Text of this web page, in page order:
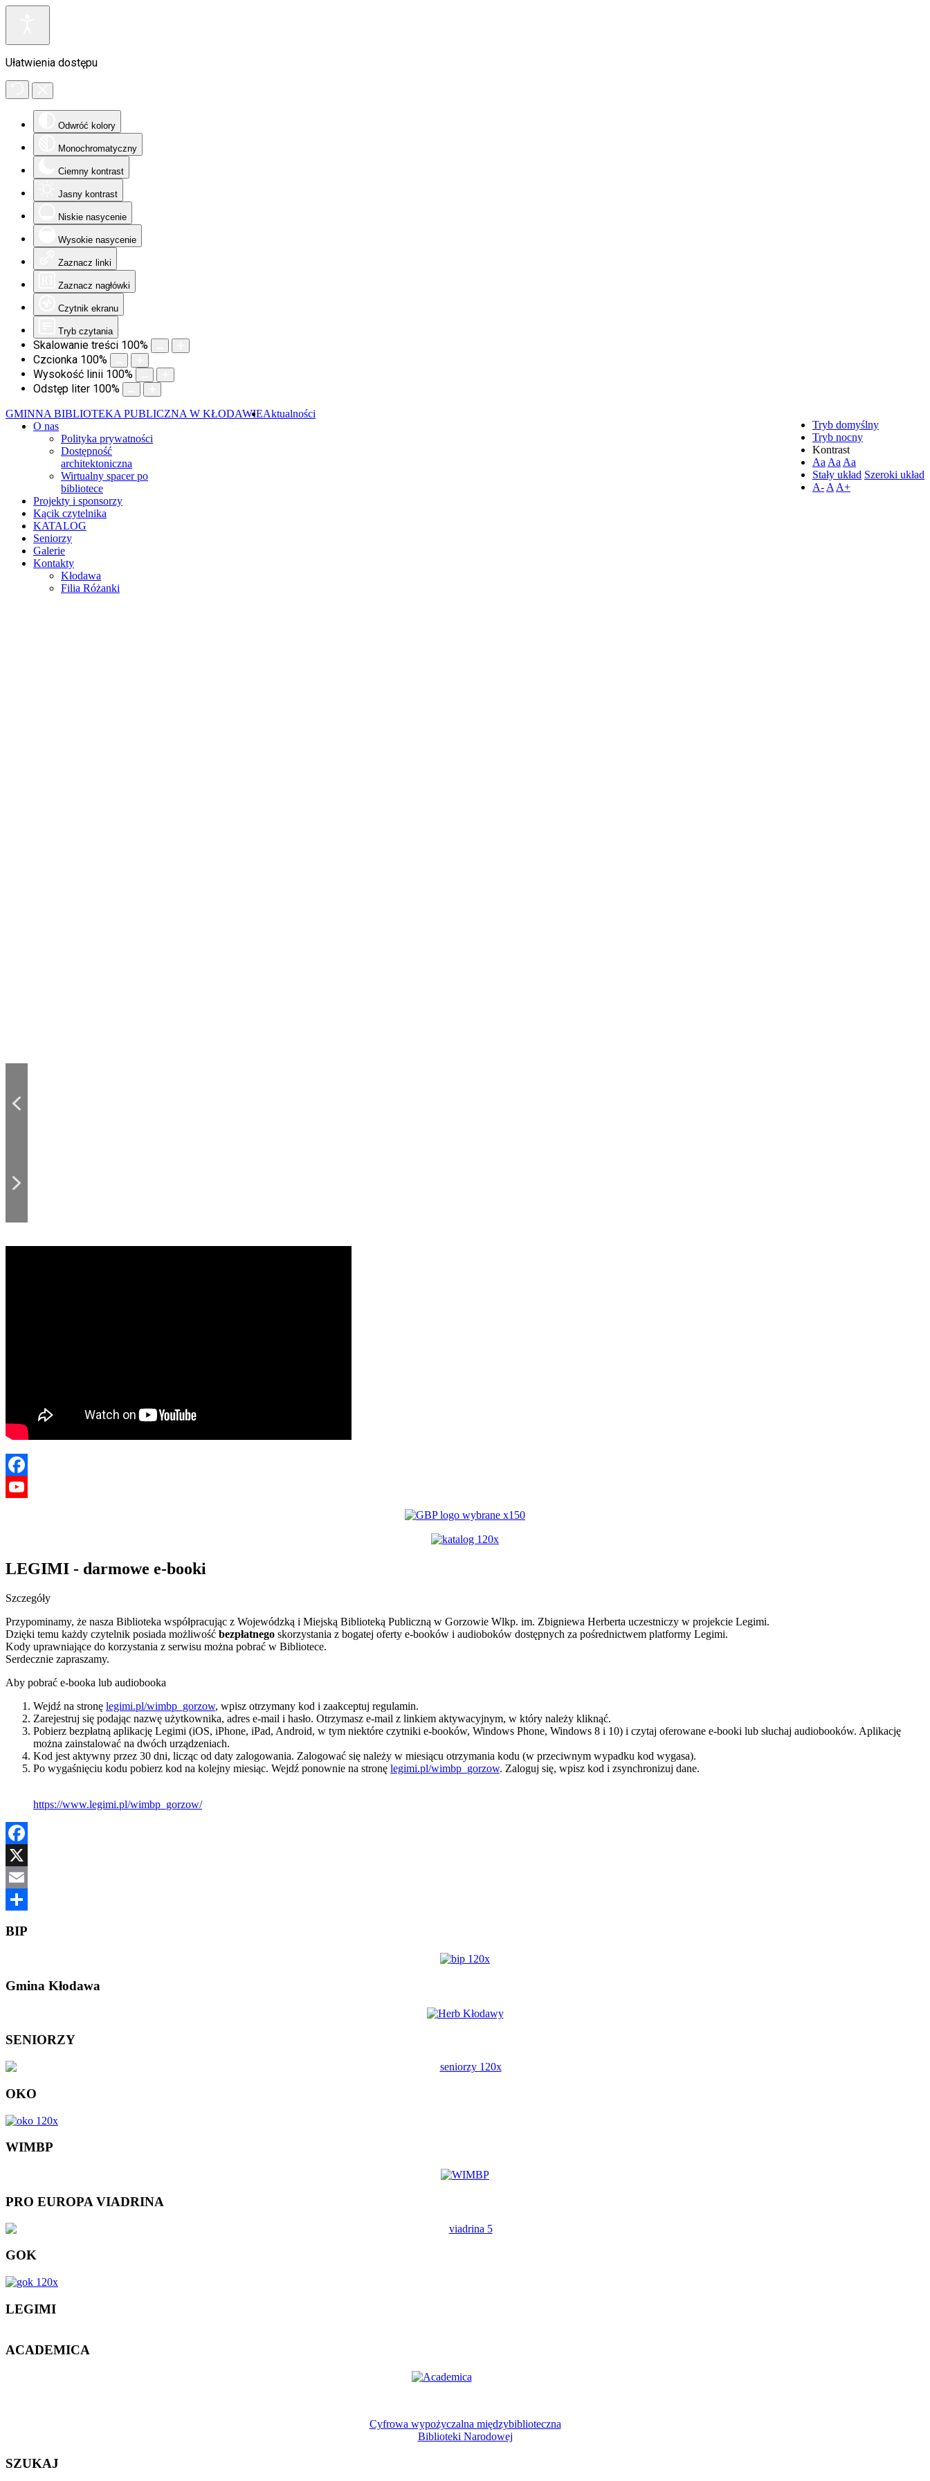
Ułatwienia dostępu
Odwróć kolory
Monochromatyczny
Ciemny kontrast
Jasny kontrast
Niskie nasycenie
Wysokie nasycenie
Zaznacz linki
Zaznacz nagłówki
Czytnik ekranu
Tryb czytania
Skalowanie treści 100%
Czcionka 100%
Wysokość linii 100%
Odstęp liter 100%
Tryb domyślny
Tryb nocny
Kontrast
Aa Aa Aa
Stały układ Szeroki układ
A- A A+
GMINNA BIBLIOTEKA PUBLICZNA W KŁODAWIEAktualności
O nas
Polityka prywatności
Dostępność
architektoniczna
Wirtualny spacer po
bibliotece
Projekty i sponsorzy
Kącik czytelnika
KATALOG
Seniorzy
Galerie
Kontakty
Kłodawa
Filia Różanki
Facebook
LEGIMI - darmowe e-booki
Szczegóły
Przypominamy, że nasza Biblioteka współpracując z Wojewódzką i Miejską Biblioteką Publiczną w Gorzowie Wlkp. im. Zbigniewa Herberta uczestniczy w projekcie Legimi.
Dzięki temu każdy czytelnik posiada możliwość bezpłatnego skorzystania z bogatej oferty e-booków i audioboków dostępnych za pośrednictwem platformy Legimi.
Kody uprawniające do korzystania z serwisu można pobrać w Bibliotece.
Serdecznie zapraszamy.
Aby pobrać e-booka lub audiobooka
Wejdź na stronę legimi.pl/wimbp_gorzow, wpisz otrzymany kod i zaakceptuj regulamin.
Zarejestruj się podając nazwę użytkownika, adres e-mail i hasło. Otrzymasz e-mail z linkiem aktywacyjnym, w który należy kliknąć.
Pobierz bezpłatną aplikację Legimi (iOS, iPhone, iPad, Android, w tym niektóre czytniki e-booków, Windows Phone, Windows 8 i 10) i czytaj oferowane e-booki lub słuchaj audiobooków. Aplikację
można zainstalować na dwóch urządzeniach.
Kod jest aktywny przez 30 dni, licząc od daty zalogowania. Zalogować się należy w miesiącu otrzymania kodu (w przeciwnym wypadku kod wygasa).
Po wygaśnięciu kodu pobierz kod na kolejny miesiąc. Wejdź ponownie na stronę legimi.pl/wimbp_gorzow. Zaloguj się, wpisz kod i zsynchronizuj dane.
https://www.legimi.pl/wimbp_gorzow/
Facebook
X
Email
BIP
Gmina Kłodawa
SENIORZY
OKO
WIMBP
PRO EUROPA VIADRINA
GOK
LEGIMI
ACADEMICA
Cyfrowa wypożyczalna międzybiblioteczna
Biblioteki Narodowej
SZUKAJ